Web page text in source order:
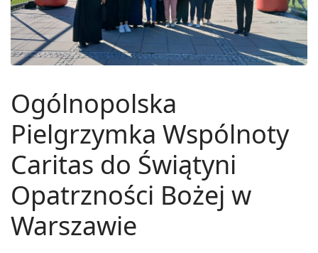
Ogólnopolska
Pielgrzymka Wspólnoty
Caritas do Świątyni
Opatrzności Bożej w
Warszawie